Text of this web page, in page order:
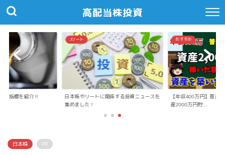
高配当株投資
要指標を紹介‼
Jリート
日本株やリートに関係する投資ニュースを
集めました！
おすすめ
【年収400万円】普通
産2000万円貯...
日本株 PR